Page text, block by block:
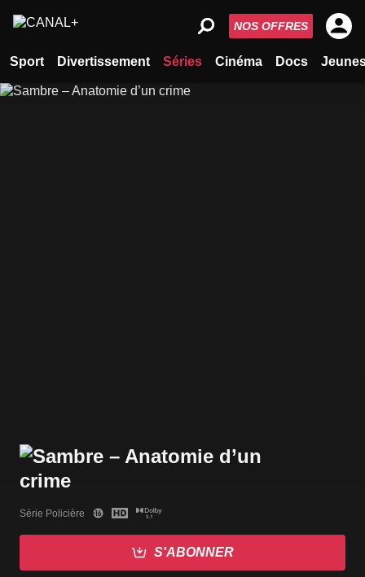
Sport Divertissement Séries Cinéma Docs
NOS OFFRES
Série Policière
S'ABONNER